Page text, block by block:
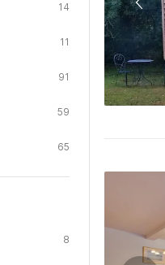
14
11
91
59
65
8